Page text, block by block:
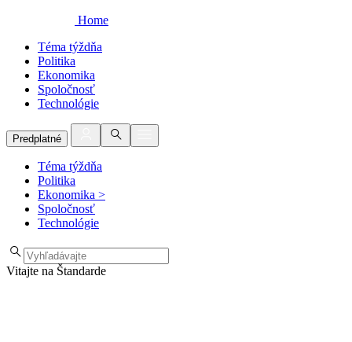
Home
Téma týždňa
Politika
Ekonomika
Spoločnosť
Technológie
Predplatné
Téma týždňa
Politika
Ekonomika >
Spoločnosť
Technológie
Vitajte na Štandarde